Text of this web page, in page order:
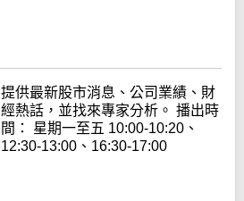
提供最新股市消息、公司業績、財
經熱話，並找來專家分析。 播出時
間： 星期一至五 10:00-10:20、
12:30-13:00、16:30-17:00